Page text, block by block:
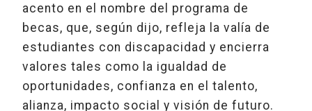
acento en el nombre del programa de
becas, que, según dijo, refleja la valía de
estudiantes con discapacidad y encierra
valores tales como la igualdad de
oportunidades, confianza en el talento,
alianza, impacto social y visión de futuro.